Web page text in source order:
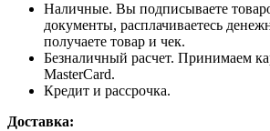
Наличные. Вы подписываете
документы, расплачиваетесь
получаете товар и чек.
Безналичный расчет. Принимаем
MasterCard.
Кредит и рассрочка.
Доставка: